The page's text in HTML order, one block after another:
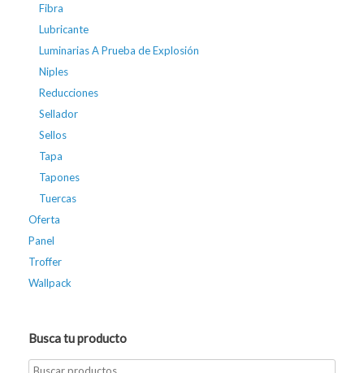
Fibra
Lubricante
Luminarias A Prueba de Explosión
Niples
Reducciones
Sellador
Sellos
Tapa
Tapones
Tuercas
Oferta
Panel
Troffer
Wallpack
Busca tu producto